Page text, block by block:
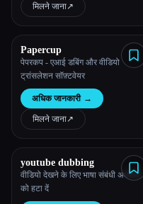
हमारे बारे में
Esc
मिलने जाना↗︎
Papercup
पेपरकप - एआई डबिंग और वीडियो
ट्रांसलेशन सॉफ़्टवेयर
अधिक जानकारी →
मिलने जाना↗︎
youtube dubbing
वीडियो देखने के लिए भाषा संबंधी अवरोधों
को हटा दें